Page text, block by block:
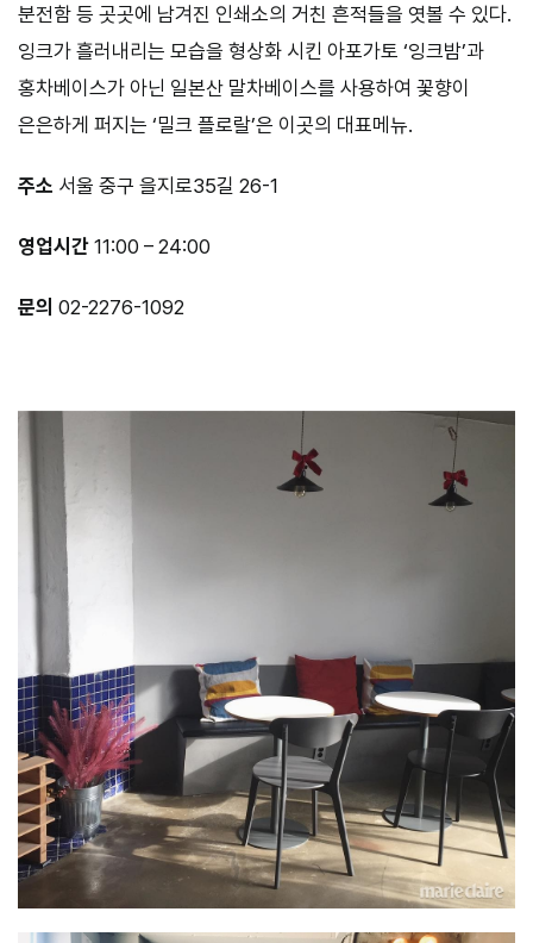
분전함 등 곳곳에 남겨진 인쇄소의 거친 흔적들을 엿볼 수 있다.
잉크가 흘러내리는 모습을 형상화 시킨 아포가토 ‘잉크밤’과
홍차베이스가 아닌 일본산 말차베이스를 사용하여 꽃향이
은은하게 퍼지는 ‘밀크 플로랄’은 이곳의 대표메뉴.
주소 서울 중구 을지로35길 26-1
영업시간 11:00 – 24:00
문의 02-2276-1092